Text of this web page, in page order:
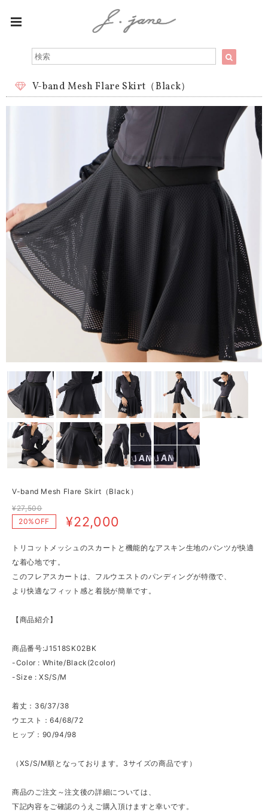
V-band Mesh Flare Skirt（Black）
V-band Mesh Flare Skirt（Black）
¥27,500
20%OFF
¥22,000
トリコットメッシュのスカートと機能的なアスキン生地のパンツが快適
な着心地です。
このフレアスカートは、フルウエストのパンディングが特徴で、
より快適なフィット感と着脱が簡単です。
【商品紹介】
商品番号:J1518SK02BK
-Color : White/Black(2color)
-Size : XS/S/M
着丈：36/37/38
ウエスト：64/68/72
ヒップ：90/94/98
（XS/S/M順となっております。3サイズの商品です）
商品のご注文～注文後の詳細については、
下記内容をご確認のうえご購入頂けますと幸いです。